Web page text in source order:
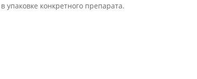
упаковке конкретного препарата.